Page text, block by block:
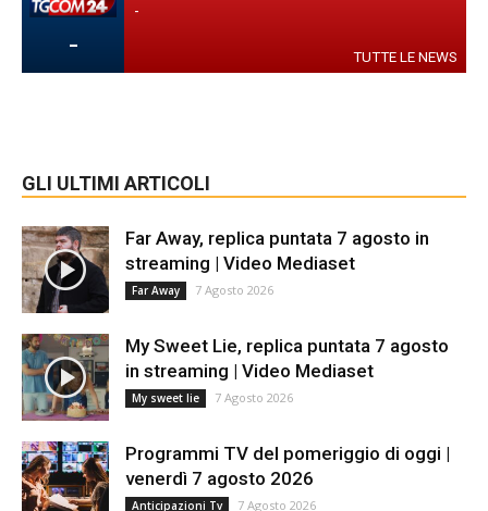
-
-
TUTTE LE NEWS
GLI ULTIMI ARTICOLI
Far Away, replica puntata 7 agosto in
streaming | Video Mediaset
Far Away 7 Agosto 2026
My Sweet Lie, replica puntata 7 agosto
in streaming | Video Mediaset
My sweet lie 7 Agosto 2026
Programmi TV del pomeriggio di oggi |
venerdì 7 agosto 2026
Anticipazioni Tv 7 Agosto 2026